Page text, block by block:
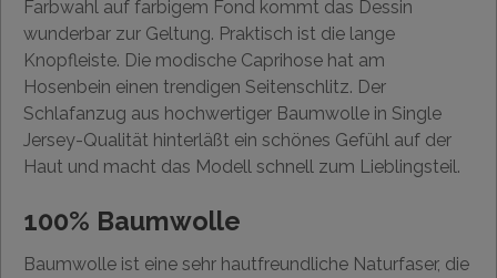
Farbwahl auf farbigem Fond kommt das Dessin
wunderbar zur Geltung. Praktisch ist die lange
Knopfleiste. Die modische Caprihose hat am
Hosenbein einen trendigen Seitenschlitz. Der
Schlafanzug aus hochwertiger Baumwolle in Single
Jersey-Qualität hinterläßt ein schönes Gefühl auf der
Haut und macht das Modell schnell zum Lieblingsteil.
100% Baumwolle
Baumwolle ist eine sehr hautfreundliche Naturfaser, die